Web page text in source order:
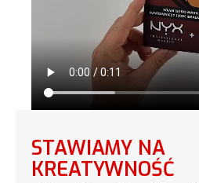
STAWIAMY NA
KREATYWNOŚĆ